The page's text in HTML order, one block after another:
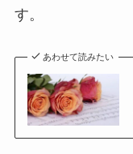
す。
あわせて読みたい